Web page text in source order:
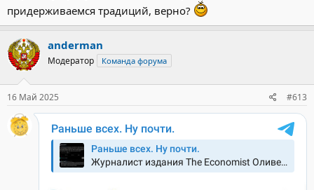
придерживаемся традиций, верно?
anderman
Модератор Команда форума
16 Май 2025 #613